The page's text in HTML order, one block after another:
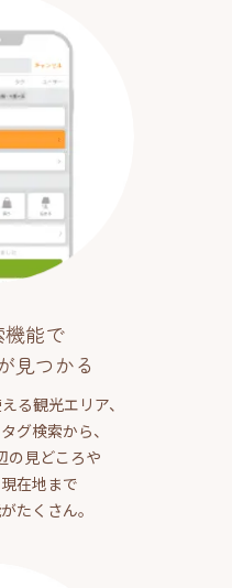
能で
見つかる
る観光エリア、
グ検索から、
の見どころや
在地まで
たくさん。